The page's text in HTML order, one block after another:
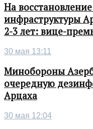
На
инфраструктуры
2-3 лет: вице-
30 мая 13:11
Минобороны
очередную
Арцаха
30 мая 12:04